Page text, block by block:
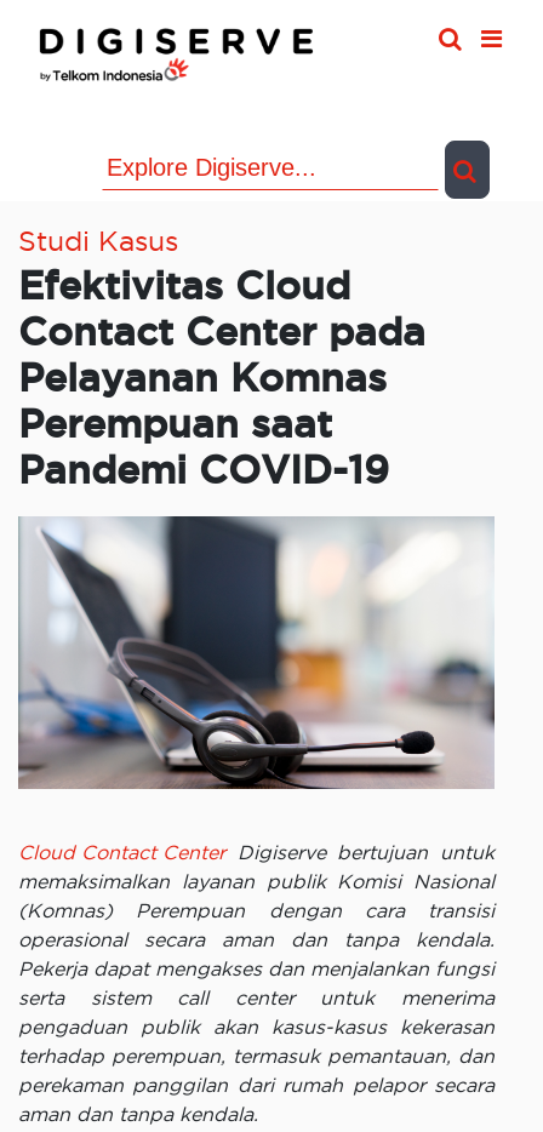
content
Studi Kasus
Efektivitas Cloud
Contact Center pada
Pelayanan Komnas
Perempuan saat
Pandemi COVID-19
Cloud Contact CenterDigiserve bertujuan untuk
memaksimalkan layanan publik Komisi Nasional
(Komnas) Perempuan dengan cara transisi
operasional secara aman dan tanpa kendala.
Pekerja dapat mengakses dan menjalankan fungsi
serta sistem call center untuk menerima
pengaduan publik akan kasus-kasus kekerasan
terhadap perempuan, termasuk pemantauan, dan
perekaman panggilan dari rumah pelapor secara
aman dan tanpa kendala.